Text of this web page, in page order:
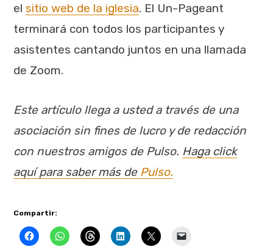
el sitio web de la iglesia. El Un-Pageant
terminará con todos los participantes y
asistentes cantando juntos en una llamada
de Zoom.
Este artículo llega a usted a través de una
asociación sin fines de lucro y de redacción
con nuestros amigos de Pulso. Haga click
aquí para saber más dePulso.
Compartir: